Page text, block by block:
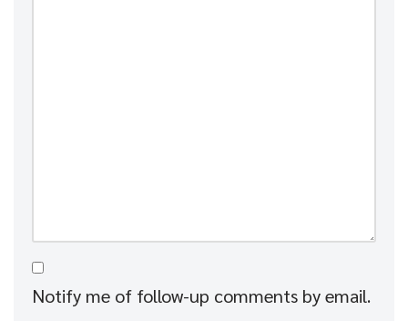
Notify me of follow-up comments by email.